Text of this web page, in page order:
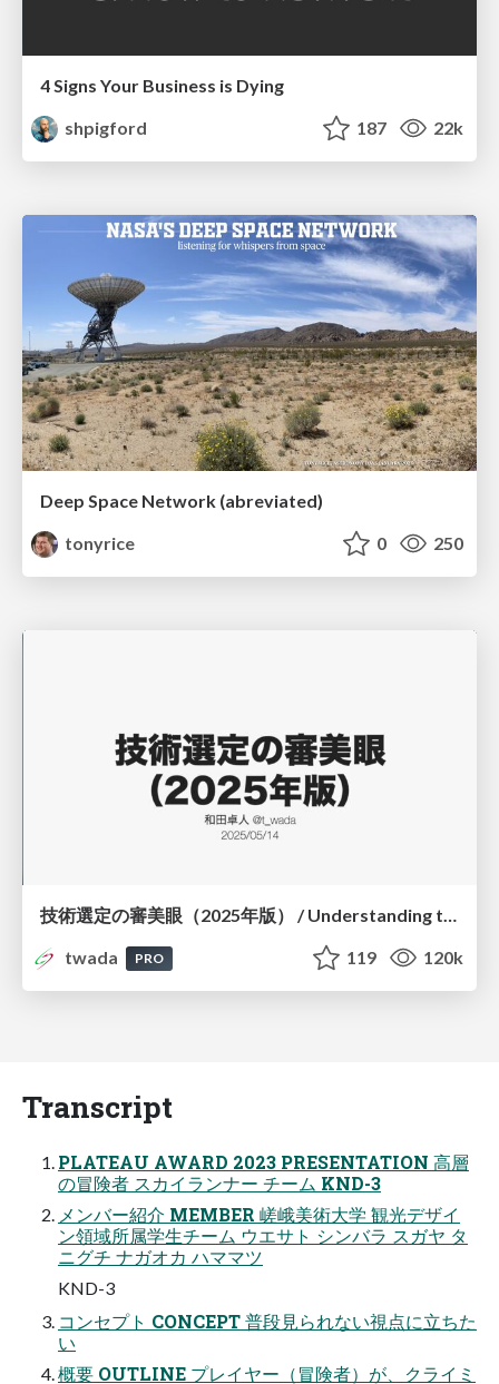
4 Signs Your Business is Dying
shpigford
187 22k
Deep Space Network (abreviated)
tonyrice
0 250
技術選定の審美眼（2025年版） / Understanding the Spiral of Technologies 2025 edition
twada
PRO 119 120k
Transcript
PLATEAU AWARD 2023 PRESENTATION 高層
の冒険者 スカイランナー チーム KND-3
メンバー紹介 MEMBER 嵯峨美術大学 観光デザイ
ン領域所属学生チーム ウエサト シンバラ スガヤ タ
ニグチ ナガオカ ハママツ
KND-3
コンセプト CONCEPT 普段見られない視点に立ちた
い
概要 OUTLINE プレイヤー（冒険者）が、クライミ